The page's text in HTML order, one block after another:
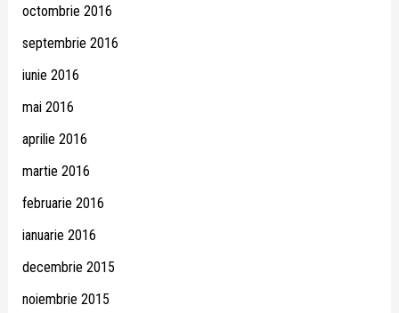
octombrie 2016
septembrie 2016
iunie 2016
mai 2016
aprilie 2016
martie 2016
februarie 2016
ianuarie 2016
decembrie 2015
noiembrie 2015